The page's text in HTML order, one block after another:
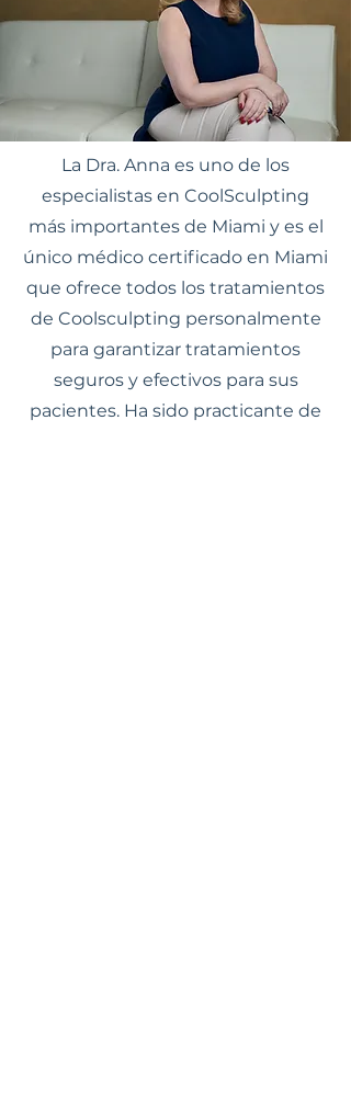
La Dra. Anna es uno de los
especialistas en CoolSculpting
más importantes de Miami y es el
único médico certificado en Miami
que ofrece todos los tratamientos
de Coolsculpting personalmente
para garantizar tratamientos
seguros y efectivos para sus
pacientes. Ha sido practicante de